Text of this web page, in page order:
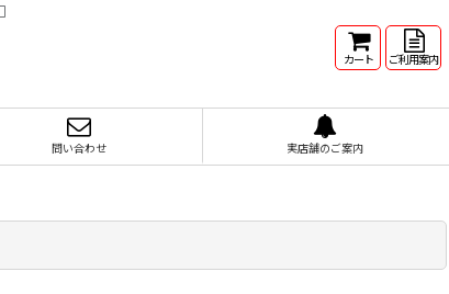
カート ご利用案内
問い合わせ 実店舗のご案内